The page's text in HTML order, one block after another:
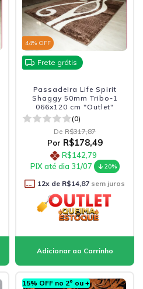
44% OFF
Frete grátis
Passadeira Life Spirit
Shaggy 50mm Tribo-1
066x120 cm "Outlet"
(0)
De R$317,87
Por R$178,49
R$142,79
PIX até dia 31/07
20%
12x de R$14,87 sem juros
15% OFF no 2º ou +